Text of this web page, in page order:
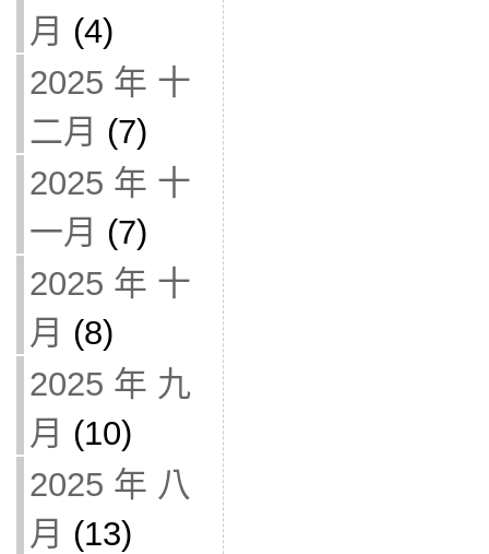
月 (4)
2025 年 十
二月 (7)
2025 年 十
一月 (7)
2025 年 十
月 (8)
2025 年 九
月 (10)
2025 年 八
月 (13)